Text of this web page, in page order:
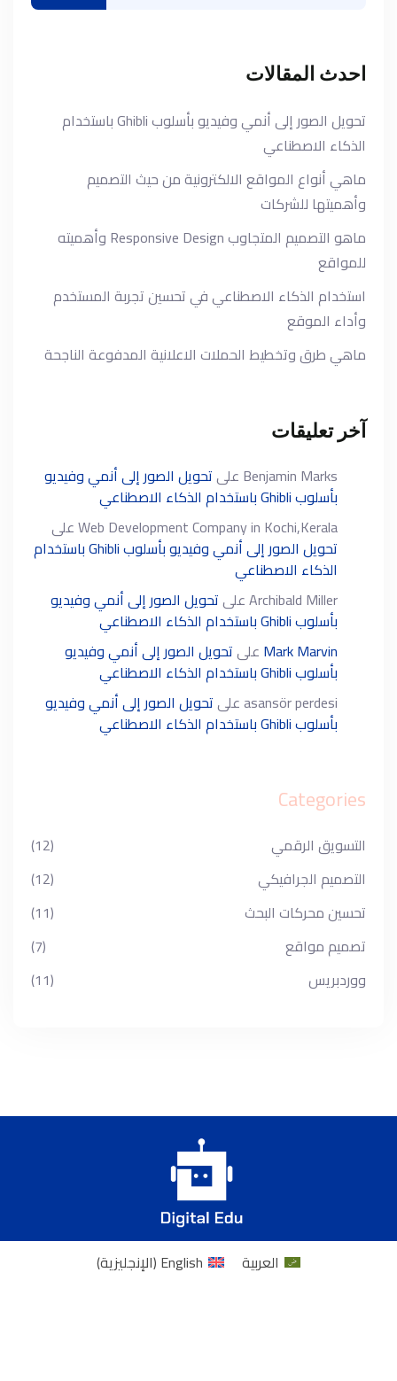
احدث المقالات
تحويل الصور إلى أنمي وفيديو بأسلوب Ghibli باستخدام
الذكاء الاصطناعي
ماهي أنواع المواقع الالكترونية من حيث التصميم
وأهميتها للشركات
ماهو التصميم المتجاوب Responsive Design وأهميته
للمواقع
استخدام الذكاء الاصطناعي في تحسين تجربة المستخدم
وأداء الموقع
ماهي طرق وتخطيط الحملات الاعلانية المدفوعة الناجحة
آخر تعليقات
Benjamin Marks علىتحويل الصور إلى أنمي وفيديو
بأسلوب Ghibli باستخدام الذكاء الاصطناعي
Web Development Company in Kochi,Keralaعلى
تحويل الصور إلى أنمي وفيديو بأسلوب Ghibli باستخدام
الذكاء الاصطناعي
Archibald Millerعلىتحويل الصور إلى أنمي وفيديو
بأسلوب Ghibli باستخدام الذكاء الاصطناعي
Mark Marvin علىتحويل الصور إلى أنمي وفيديو
بأسلوب Ghibli باستخدام الذكاء الاصطناعي
asansör perdesiعلىتحويل الصور إلى أنمي وفيديو
بأسلوب Ghibli باستخدام الذكاء الاصطناعي
Categories
التسويق الرقمي
(12)
التصميم الجرافيكي
(12)
تحسين محركات البحث
(11)
تصميم مواقع
(7)
ووردبريس
(11)
العربية English
(الإنجليزية)